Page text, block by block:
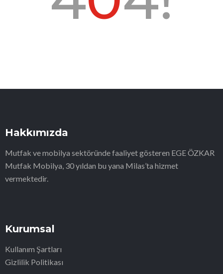
Hakkımızda
Mutfak ve mobilya sektöründe faaliyet gösteren EGE ÖZKAR
Mutfak Mobilya, 30 yıldan bu yana Milas’ta hizmet
vermektedir.
Kurumsal
Kullanım Şartları
Gizlilik Politikası